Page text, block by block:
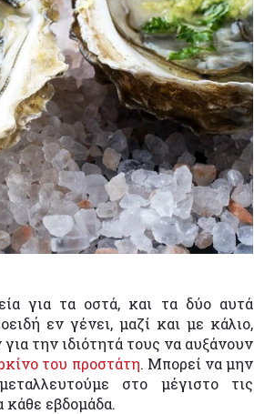
για τα οστά, και τα δύο αυτά
εν γένει, μαζί και με κάλιο,
την ιδιότητά τους να αυξάνουν
του προστάτη. Μπορεί να μην
στο μέγιστο τις
κάθε εβδομάδα.